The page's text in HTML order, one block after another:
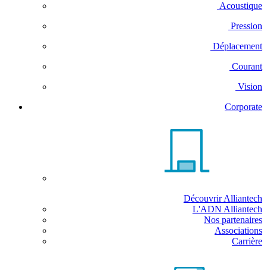
Acoustique
Pression
Déplacement
Courant
Vision
Corporate
Découvrir Alliantech
L'ADN Alliantech
Nos partenaires
Associations
Carrière